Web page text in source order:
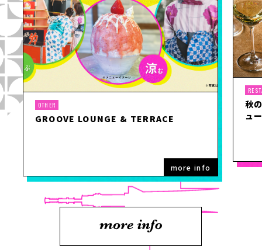
OTHER
GROOVE LOUNGE & TERRACE
more info
秋
ュ